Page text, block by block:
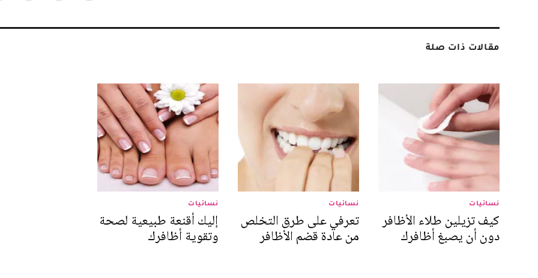
مقالات ذات صلة
نسائيات
كيف تزيلين طلاء الأظافر
دون أن يصبغ أظافرك
نسائيات
تعرفي على طرق التخلص
من عادة قضم الأظافر
نسائيات
إليك أقنعة طبيعية لصحة
وتقوية أظافرك